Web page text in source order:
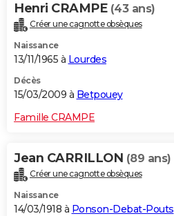
Henri CRAMPE (43 ans)
Créer une cagnotte obsèques
Naissance
13/11/1965 à Lourdes
Décès
15/03/2009 à Betpouey
Famille CRAMPE
Jean CARRILLON (89 ans)
Créer une cagnotte obsèques
Naissance
14/03/1918 à Ponson-Debat-Pouts